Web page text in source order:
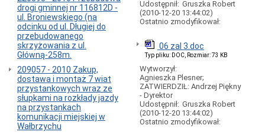
Faktury
VAT
Ulgi
Zasady
korzystania
komunikacji
miejskiej
Palenie
tytoniu
zabronione
Zezwolenia
drogi gminnej nr 116812D -
ul. Broniewskiego (na
odcinku od ul. Długiej do
przebudowanego
skrzyżowania z ul.
Główną-258m.
209057 - 2010 Zakup,
dostawa i montaż 7 wiat
przystankowych wraz ze
słupkami na rozkłady jazdy
na przystankach
komunikacji miejskiej w
Wałbrzychu
Udostępnił: Gruszka Robert
(2010-12-20 13:44:02)
Ostatnio zmodyfikował:
06 zal 3.doc
Typ pliku: DOC, Rozmiar: 73 KB
Wytworzył:
Agnieszka Plesner;
ZATWIERDZIŁ: Andrzej Piękny
- Dyrektor
Udostępnił: Gruszka Robert
(2010-12-20 13:44:02)
Ostatnio zmodyfikował: